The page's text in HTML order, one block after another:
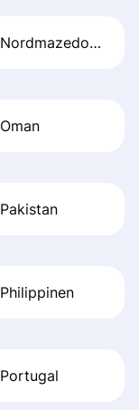
Nordmazedonien
Oman
Pakistan
Philippinen
Portugal